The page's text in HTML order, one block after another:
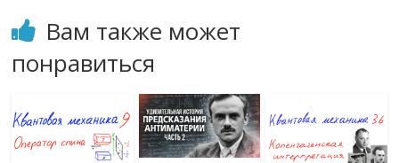
ki
Вам также может
понравиться